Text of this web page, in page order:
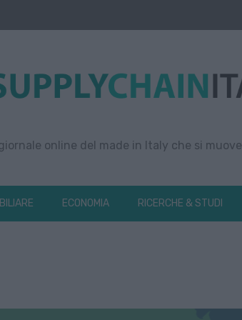
online del made in Italy che si muove
ECONOMIA RICERCHE & STUDI